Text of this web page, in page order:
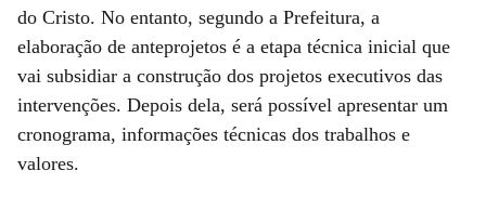
do Cristo. No entanto, segundo a Prefeitura, a
elaboração de anteprojetos é a etapa técnica inicial que
vai subsidiar a construção dos projetos executivos das
intervenções. Depois dela, será possível apresentar um
cronograma, informações técnicas dos trabalhos e
valores.